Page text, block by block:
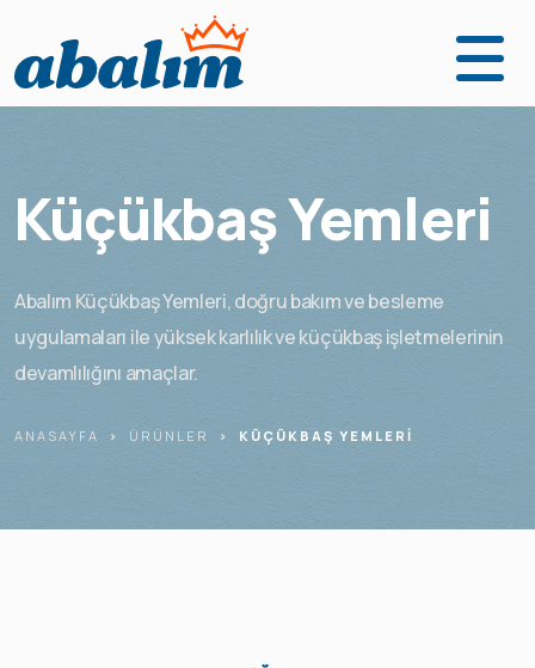
Anasayfa
Fabrikalarımız
Kurumsal
Abalım Yanımda
Küçükbaş Yemleri
Abalım Küçükbaş Yemleri, doğru bakım ve besleme
uygulamaları ile yüksek karlılık ve küçükbaş işletmelerinin
devamlılığını amaçlar.
ANASAYFA ÜRÜNLER KÜÇÜKBAŞ YEMLERI